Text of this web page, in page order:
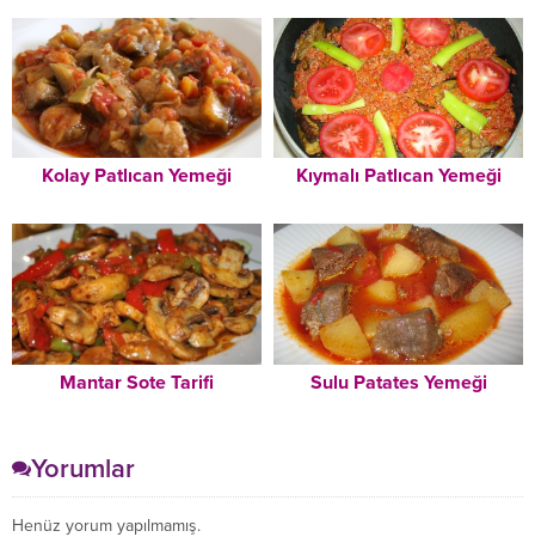
Kolay Patlıcan Yemeği Kıymalı Patlıcan Yemeği
Mantar Sote Tarifi Sulu Patates Yemeği
Yorumlar
Henüz yorum yapılmamış.